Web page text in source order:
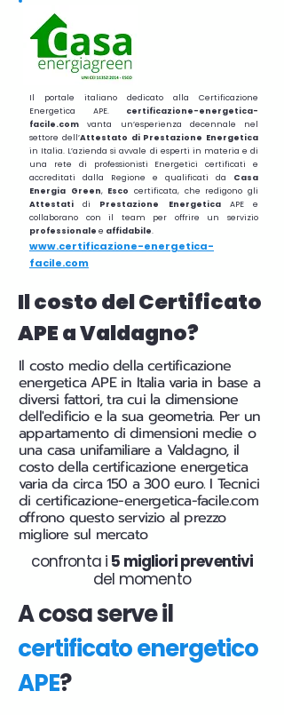
Il portale italiano dedicato alla Certificazione
Energetica APE. certificazione-energetica-
facile.com vanta un’esperienza decennale nel
settore dell’Attestato di Prestazione Energetica
in Italia. L’azienda si avvale di esperti in materia e di
una rete di professionisti Energetici certificati e
accreditati dalla Regione e qualificati da Casa
Energia Green, Escocertificata, che redigono gli
Attestatidi Prestazione EnergeticaAPE e
collaborano con il team per offrire un servizio
professionale e affidabile.
www.certificazione-energetica-
facile.com
Il costo del Certificato
APE a Valdagno?
Il costo medio della certificazione
energetica APE in Italia varia in base a
diversi fattori, tra cui la dimensione
dell'edificio e la sua geometria. Per un
appartamento di dimensioni medie o
una casa unifamiliare a Valdagno, il
costo della certificazione energetica
varia da circa 150 a 300 euro. I Tecnici
di certificazione-energetica-facile.com
offrono questo servizio al prezzo
migliore sul mercato
confronta i 5 migliori preventivi
del momento
A cosa serve il
certificato energetico
APE?